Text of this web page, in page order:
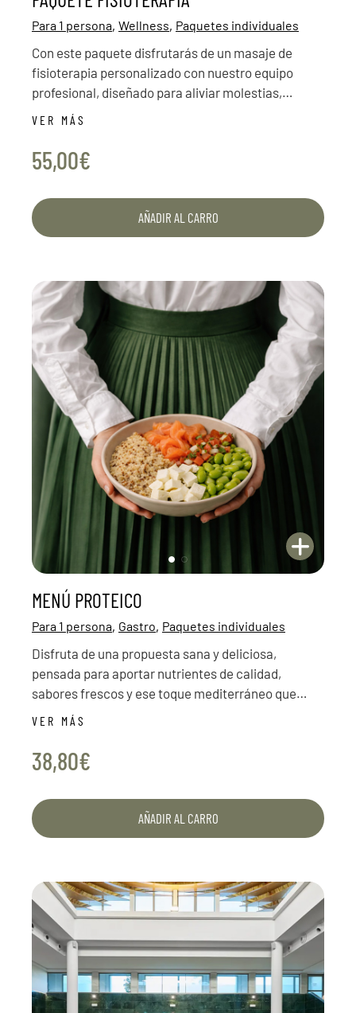
Para 1 persona, Wellness, Paquetes individuales
Con este paquete disfrutarás de un masaje de
fisioterapia personalizado con nuestro equipo
profesional, diseñado para aliviar molestias,
descargar musculatura y devolverte esa sensación
VER MÁS
55,00€
AÑADIR AL CARRO
MENÚ PROTEICO
Para 1 persona, Gastro, Paquetes individuales
Disfruta de una propuesta sana y deliciosa,
pensada para aportar nutrientes de calidad,
sabores frescos y ese toque mediterráneo que
tanto nos caracteriza.
VER MÁS
38,80€
AÑADIR AL CARRO